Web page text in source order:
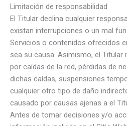
Limitación de responsabilidad
El Titular declina cualquier
existan interrupciones o un mal
Servicios o contenidos ofrecidos
sea su causa. Asimismo, el Titular
por caídas de la red, pérdidas de
dichas caídas, suspensiones
cualquier otro tipo de daño
causado por causas ajenas a el
Antes de tomar decisiones y/o